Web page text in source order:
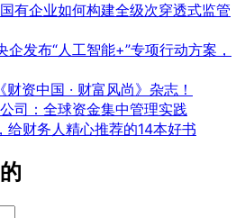
有企业如何构建全级次穿透式监管
企发布“人工智能+”专项行动方案，
资中国 · 财富风尚》杂志！
司：全球资金集中管理实践
给财务人精心推荐的14本好书